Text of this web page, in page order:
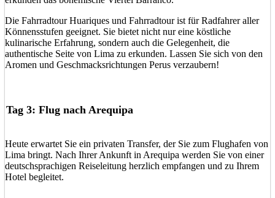
Die Fahrradtour Huariques und Fahrradtour ist für Radfahrer aller
Könnensstufen geeignet. Sie bietet nicht nur eine köstliche
kulinarische Erfahrung, sondern auch die Gelegenheit, die
authentische Seite von Lima zu erkunden. Lassen Sie sich von den
Aromen und Geschmacksrichtungen Perus verzaubern!
Tag 3: Flug nach Arequipa
Heute erwartet Sie ein privaten Transfer, der Sie zum Flughafen von
Lima bringt. Nach Ihrer Ankunft in Arequipa werden Sie von einer
deutschsprachigen Reiseleitung herzlich empfangen und zu Ihrem
Hotel begleitet.